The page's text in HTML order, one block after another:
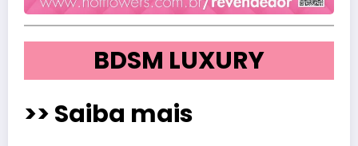
BDSM LUXURY
>> Saiba mais